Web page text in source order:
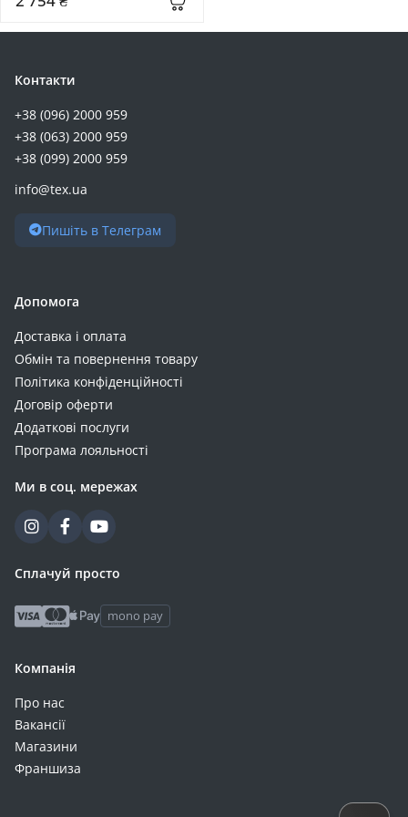
3.3 (+1)
410 (+1)
42 (+1)
4.2 (+1)
5.8 (+1)
70 (+1)
Контакти
+38 (096) 2000 959
+38 (063) 2000 959
+38 (099) 2000 959
info@tex.ua
Пишіть в Телеграм
Допомога
Доставка і оплата
Обмін та повернення товару
Політика конфіденційності
Договір оферти
Додаткові послуги
Програма лояльності
Ми в соц. мережах
Сплачуй просто
mono pay
Компанія
Про нас
Вакансії
Магазини
Франшиза